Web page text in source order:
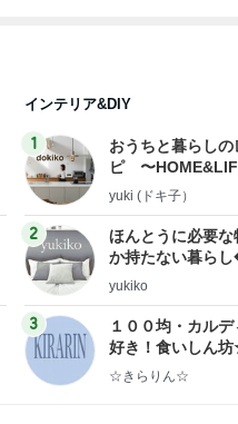
インテリア&DIY
1
おうちと暮らしの
ピ 〜
yuki (ドキ子）
2
ほんとうに必要な
か持たない暮ら
ep Life Simple◆
yukiko
3
１００均・カルデ
好き！食いしん
らりん☆のブログ
☆きらりん☆